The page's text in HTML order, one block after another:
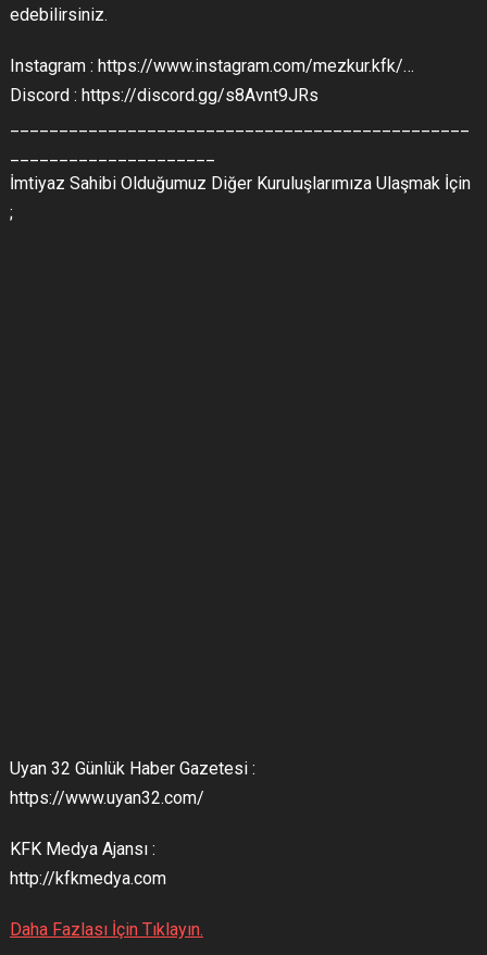
edebilirsiniz.
Instagram : https://www.instagram.com/mezkur.kfk/…
Discord : https://discord.gg/s8Avnt9JRs
İmtiyaz Sahibi Olduğumuz Diğer Kuruluşlarımıza Ulaşmak İçin
;
Uyan 32 Günlük Haber Gazetesi :
https://www.uyan32.com/
KFK Medya Ajansı :
http://kfkmedya.com
Daha Fazlası İçin Tıklayın.